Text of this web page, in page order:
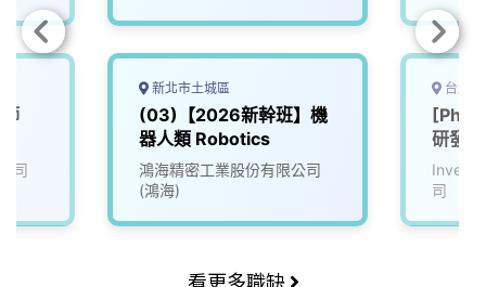
司
新北市土城區
(03)【2026新幹班】機
器人類 Robotics
鴻海精密工業股份有限公司
(鴻海)
台北
研發
司
看更多職缺